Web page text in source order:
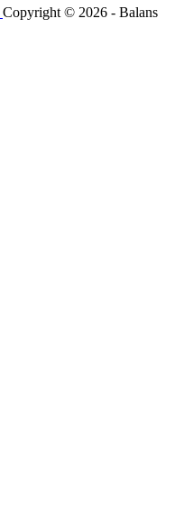
Copyright © 2026 - Balans